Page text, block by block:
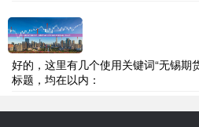
好的，这里有几个使用关键词“无锡期
标题，均在以内：